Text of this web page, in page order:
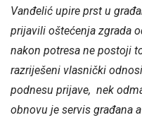
Vanđelić upire prst u
prijavili oštećenja zgrada
nakon potresa ne postoji
razriješeni vlasnički
podnesu prijave, nek
obnovu je servis građana